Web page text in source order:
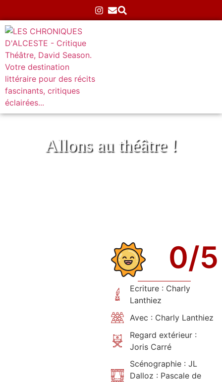
Allons au théâtre !
0/5
Ecriture : Charly
Lanthiez
Avec : Charly Lanthiez
Regard extérieur :
Joris Carré
Scénographie : JL
Dalloz : Pascale de